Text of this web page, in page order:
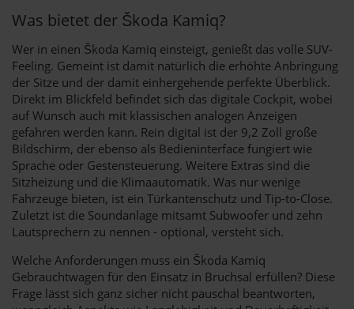
Was bietet der Škoda Kamiq?
Wer in einen Škoda Kamiq einsteigt, genießt das volle SUV-
Feeling. Gemeint ist damit natürlich die erhöhte Anbringung
der Sitze und der damit einhergehende perfekte Überblick.
Direkt im Blickfeld befindet sich das digitale Cockpit, wobei
auf Wunsch auch mit klassischen analogen Anzeigen
gefahren werden kann. Rein digital ist der 9,2 Zoll große
Bildschirm, der ebenso als Bedieninterface fungiert wie
Sprache oder Gestensteuerung. Weitere Extras sind die
Sitzheizung und die Klimaautomatik. Was nur wenige
Fahrzeuge bieten, ist ein Türkantenschutz und Tip-to-Close.
Zuletzt ist die Soundanlage mitsamt Subwoofer und zehn
Lautsprechern zu nennen - optional, versteht sich.
Welche Anforderungen muss ein Škoda Kamiq
Gebrauchtwagen für den Einsatz in Bruchsal erfüllen? Diese
Frage lässt sich ganz sicher nicht pauschal beantworten,